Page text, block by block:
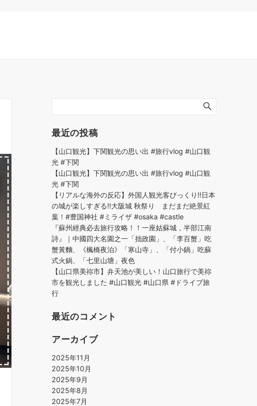
最近の投稿
【山口観光】下関観光の思い出 #旅行vlog #山口観
光 #下関
【山口観光】下関観光の思い出 #旅行vlog #山口観
光 #下関
【リアルな海外の反応】外国人観光客びっくり!!日本
の城が楽しすぎる!!大阪城 秋祭り まだまだ絶景紅
葉！#豊国神社 #ミライザ #osaka #castle
『蘇州經典必去旅行攻略！！一座姑蘇城，半部江南
詩』｜中國四大名園之一「拙政園」、「李百蟹」吃
蟹黃麵、《楓橋夜泊》「寒山寺」、「付小鍋」吃蘇
式火鍋、「七里山塘」夜色
【山口県美祢市】弁天池が美しい！山口旅行で美祢
市を観光しました #山口観光 #山口県 #ドライブ旅
行
最近のコメント
アーカイブ
2025年11月
2025年10月
2025年9月
2025年8月
2025年7月